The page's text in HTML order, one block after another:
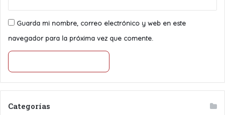
Guarda mi nombre, correo electrónico y web en este
navegador para la próxima vez que comente.
Categorías